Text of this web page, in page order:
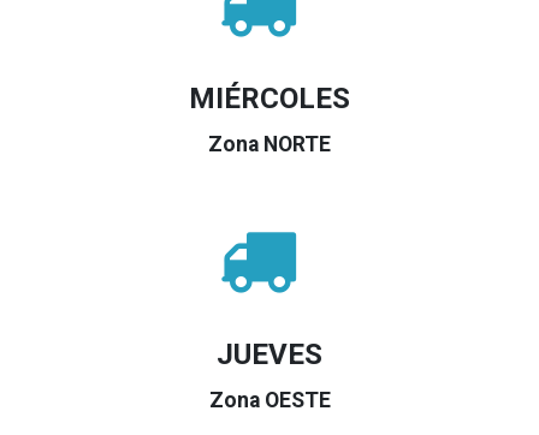
MIÉRCOLES
Zona NORTE
JUEVES
Zona OESTE